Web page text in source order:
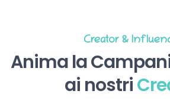
Creator &
Anima la
ai nostri